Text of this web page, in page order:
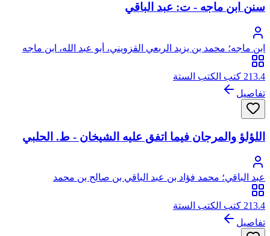
سنن ابن ماجه - ت: عبد الباقي
ابن ماجه؛ محمد بن يزيد الربعي القزويني، أبو عبد الله، ابن ماجه
213.4 كتب الكتب الستة
تفاصيل
اللؤلؤ والمرجان فيما اتفق عليه الشيخان - ط. الحلبي
عبد الباقي؛ محمد فؤاد بن عبد الباقي بن صالح بن محمد
213.4 كتب الكتب الستة
تفاصيل